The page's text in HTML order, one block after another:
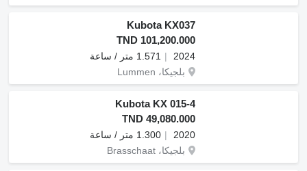
Kubota KX037
TND 101,200.000
2024
1.571 متر / ساعة
بلجيكا، Lummen
Kubota KX 015-4
TND 49,080.000
2020
1.300 متر / ساعة
بلجيكا، Brasschaat